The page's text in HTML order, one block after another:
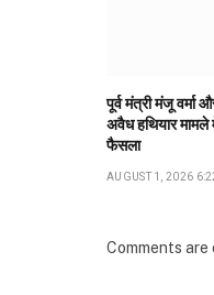
पूर्व मंत्री मंजू वर्मा
अवैध हथियार मामले
फैसला
AUGUST 1, 2026
Comments are